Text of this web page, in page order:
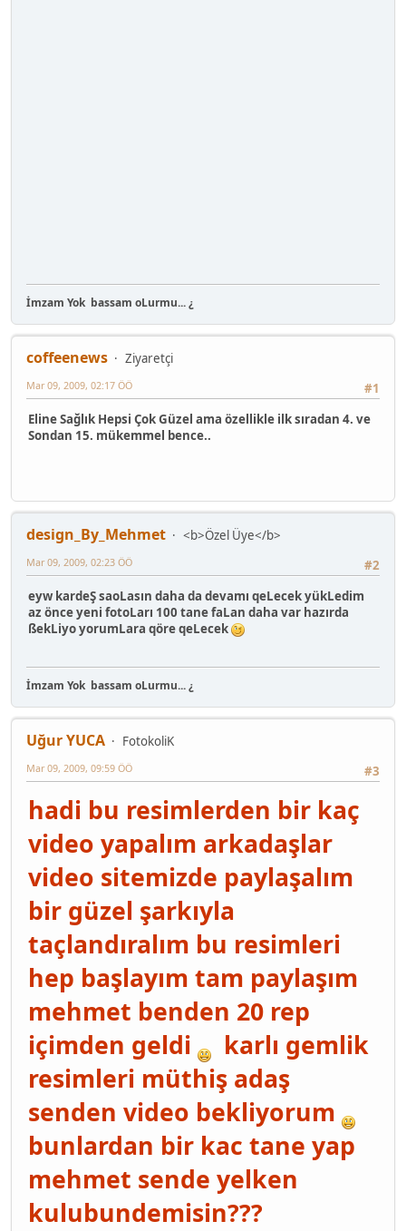
İmzam Yok bassam oLurmu... ¿
coffeenews
Ziyaretçi
#1
Mar 09, 2009, 02:17 ÖÖ
Eline Sağlık Hepsi Çok Güzel ama özellikle ilk sıradan 4. ve
Sondan 15. mükemmel bence..
design_By_Mehmet
<b>Özel Üye</b>
#2
Mar 09, 2009, 02:23 ÖÖ
eyw kardeŞ saoLasın daha da devamı qeLecek yükLedim
az önce yeni fotoLarı 100 tane faLan daha var hazırda
ßekLiyo yorumLara qöre qeLecek
İmzam Yok bassam oLurmu... ¿
Uğur YUCA
FotokoliK
#3
Mar 09, 2009, 09:59 ÖÖ
hadi bu resimlerden bir kaç
video yapalım arkadaşlar
video sitemizde paylaşalım
bir güzel şarkıyla
taçlandıralım bu resimleri
hep başlayım tam paylaşım
mehmet benden 20 rep
içimden geldi
karlı gemlik
resimleri müthiş adaş
senden video bekliyorum
bunlardan bir kac tane yap
mehmet sende yelken
kulubundemisin???